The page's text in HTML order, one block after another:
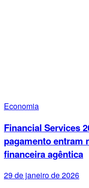
Economia
Financial Services
pagamento entram
financeira agêntica
29 de janeiro de 2026